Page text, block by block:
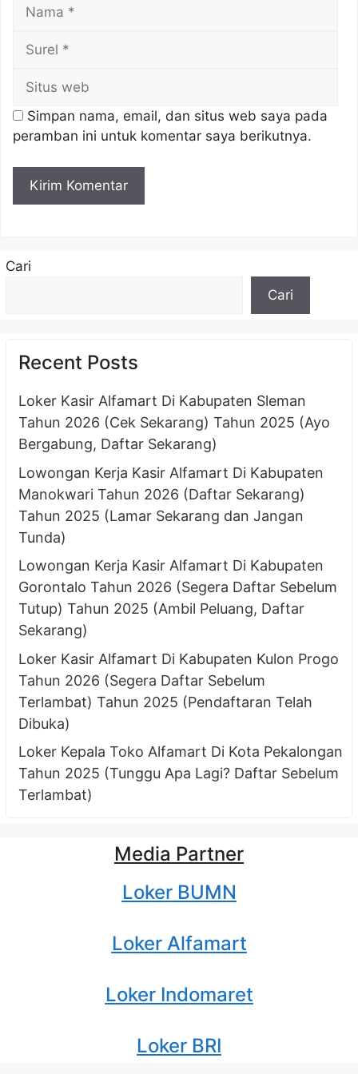
Simpan nama, email, dan situs web saya pada
peramban ini untuk komentar saya berikutnya.
Cari
Cari
Recent Posts
Loker Kasir Alfamart Di Kabupaten Sleman
Tahun 2026 (Cek Sekarang) Tahun 2025 (Ayo
Bergabung, Daftar Sekarang)
Lowongan Kerja Kasir Alfamart Di Kabupaten
Manokwari Tahun 2026 (Daftar Sekarang)
Tahun 2025 (Lamar Sekarang dan Jangan
Tunda)
Lowongan Kerja Kasir Alfamart Di Kabupaten
Gorontalo Tahun 2026 (Segera Daftar Sebelum
Tutup) Tahun 2025 (Ambil Peluang, Daftar
Sekarang)
Loker Kasir Alfamart Di Kabupaten Kulon Progo
Tahun 2026 (Segera Daftar Sebelum
Terlambat) Tahun 2025 (Pendaftaran Telah
Dibuka)
Loker Kepala Toko Alfamart Di Kota Pekalongan
Tahun 2025 (Tunggu Apa Lagi? Daftar Sebelum
Terlambat)
Media Partner
Loker BUMN
Loker Alfamart
Loker Indomaret
Loker BRI